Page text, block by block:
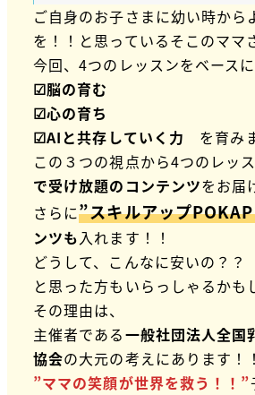
ご自身のお子さまに幼い時から
を！！と思っているそこのママ
今回、4つのレッスンをベース
☑脳の育む
☑心の育ち
☑AIと共存していく力 を育み
この３つの視点から4つのレッ
で受け放題のコンテンツをお届
さらに”スキルアップ
ンツも入れます！！
どうして、こんなに安いの？？
と思った方もいらっしゃるか
その理由は、
主催者である一般社団法人全国
協会の大元の考えにあります！！
”ママの笑顔が世界を救う！！”